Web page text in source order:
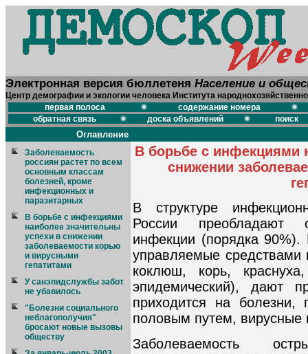
Электронная версия бюллетеня Население и
Центр демографии и экологии человека Института
первая полоса
содержание номера
обратная связь
доска объявлений поиск
Оглавление
Заболеваемость
россиян растет по всем
основным классам
болезней, кроме
инфекционных и
паразитарных
В борьбе с инфекциями
наиболее значительны
успехи в снижении
заболеваемости корью
и вирусными
гепатитами
У санэпидслужбы забот
не убавилось
"Болезни социального
неблагополучия"
бросают новые вызовы
обществу
В борьбе с инфекциями
снижении
В структуре
России преобладают
инфекции (порядка
управляемые средствами
коклюш, корь,
эпидемический), дают
приходится на болезни,
половым путем, вирусные
Заболеваемость